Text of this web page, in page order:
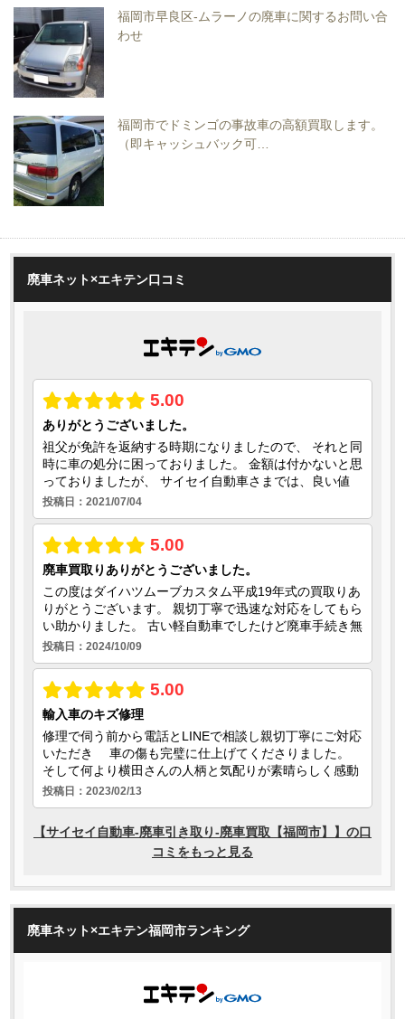
福岡市早良区-ムラーノの廃車に関するお問い合
わせ
福岡市でドミンゴの事故車の高額買取します。
（即キャッシュバック可…
廃車ネット×エキテン口コミ
廃車ネット×エキテン福岡市ランキング